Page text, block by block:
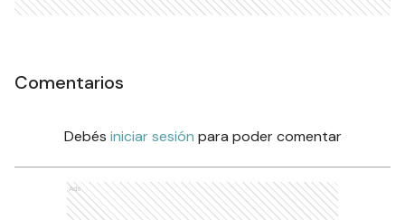
Comentarios
Debés iniciar sesión para poder comentar
Ads